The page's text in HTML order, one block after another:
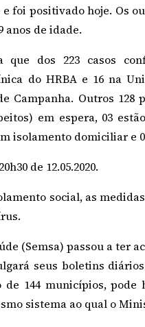
e foi positivado hoje. Os
anos de idade.
dos 223 casos
do HRBA e 16 na
Campanha. Outros 128
em espera, 03
isolamento domiciliar e
de 12.05.2020.
social, as
(Semsa) passou a ter
seus boletins
144 municípios,
sistema ao qual o